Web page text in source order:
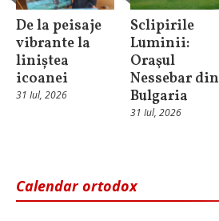
De la peisaje
vibrante la
liniștea
icoanei
31 Iul, 2026
Sclipirile
Luminii:
Oraşul
Nessebar din
Bulgaria
31 Iul, 2026
Calendar ortodox